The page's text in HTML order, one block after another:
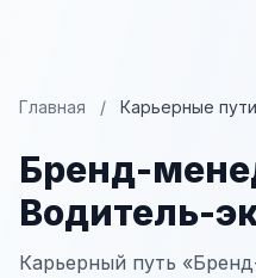
Главная / Карьерные пути
Бренд-
Водитель-
Карьерный путь